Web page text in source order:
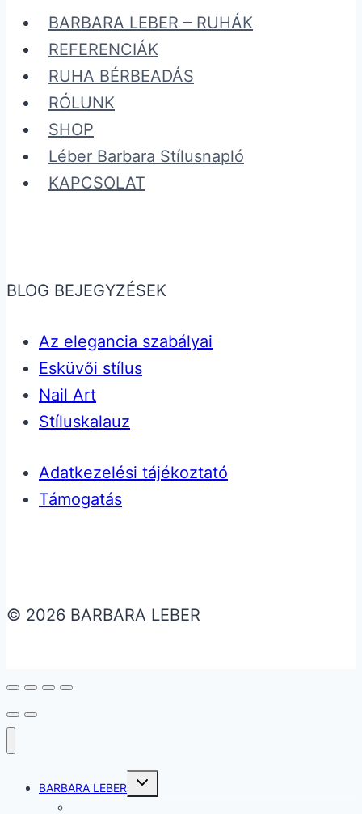
BARBARA LEBER – RUHÁK
REFERENCIÁK
RUHA BÉRBEADÁS
RÓLUNK
SHOP
Léber Barbara Stílusnapló
KAPCSOLAT
BLOG BEJEGYZÉSEK
Az elegancia szabályai
Esküvői stílus
Nail Art
Stíluskalauz
Adatkezelési tájékoztató
Támogatás
© 2026 BARBARA LEBER
BARBARA LEBER
Toggle